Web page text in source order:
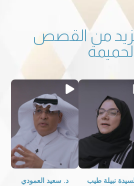
من القصص
نبيلة طيب
د. سعيد العمودي